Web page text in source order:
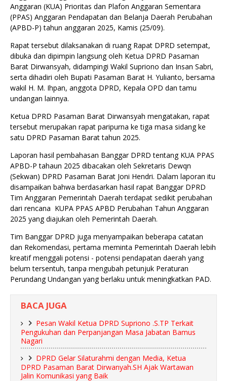
Anggaran (KUA) Prioritas dan Plafon Anggaran Sementara
(PPAS) Anggaran Pendapatan dan Belanja Daerah Perubahan
(APBD-P) tahun anggaran 2025, Kamis (25/09).
‎Rapat tersebut dilaksanakan di ruang Rapat DPRD setempat,
dibuka dan dipimpin langsung oleh Ketua DPRD Pasaman
Barat Dirwansyah, didampingi Wakil Supriono dan Insan Sabri,
serta dihadiri oleh Bupati Pasaman Barat H. Yulianto, bersama
wakil H. M. Ihpan, anggota DPRD, Kepala OPD dan tamu
undangan lainnya.
‎Ketua DPRD Pasaman Barat Dirwansyah mengatakan, rapat
tersebut merupakan rapat paripurna ke tiga masa sidang ke
satu DPRD Pasaman Barat tahun 2025.
‎Laporan hasil pembahasan Banggar DPRD tentang KUA PPAS
APBD-P tahaun 2025 dibacakan oleh Sekretaris Dewqn
(Sekwan) DPRD Pasaman Barat Joni Hendri. Dalam laporan itu
disampaikan bahwa berdasarkan hasil rapat Banggar DPRD
Tim Anggaran Pemerintah Daerah terdapat sedikit perubahan
dari rencana KUPA PPAS APBD Perubahan Tahun Anggaran
2025 yang diajukan oleh Pemerintah Daerah.
‎Tim Banggar DPRD juga menyampaikan beberapa catatan
dan Rekomendasi, pertama meminta Pemerintah Daerah lebih
kreatif menggali potensi - potensi pendapatan daerah yang
belum tersentuh, tanpa mengubah petunjuk Peraturan
Perundang Undangan yang berlaku untuk meningkatkan PAD.
BACA JUGA
Pesan Wakil Ketua DPRD Supriono .S.TP Terkait
Pengukuhan dan Perpanjangan Masa Jabatan Bamus
Nagari
DPRD Gelar Silaturahmi dengan Media, Ketua
DPRD Pasaman Barat Dirwanyah.SH Ajak Wartawan
Jalin Komunikasi yang Baik